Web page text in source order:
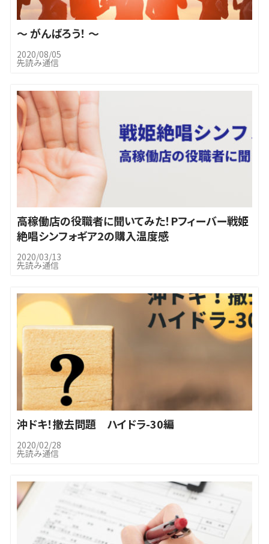
～ がんばろう！ ～
2020/08/05
先読み通信
高稼働店の役職者に聞いてみた！Pフィーバー戦姫
絶唱シンフォギア2の購入温度感
2020/03/13
先読み通信
沖ドキ！撤去問題 ハイドラ-30編
2020/02/28
先読み通信